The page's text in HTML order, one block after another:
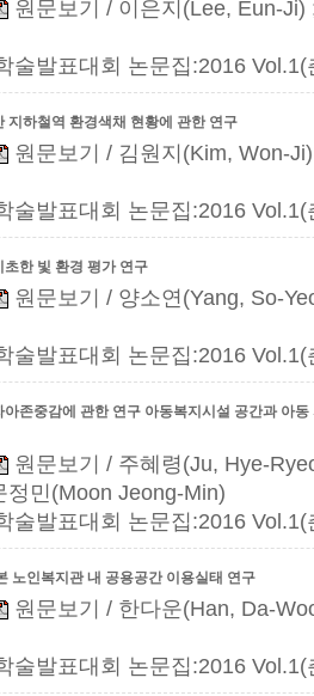
원문보기
/ 이은지(Lee, Eun-
술발표대회 논문집:2016
지하철역 환경색채 현황에 관한 연구
원문보기
/ 김원지(Kim, Won-
술발표대회 논문집:2016
한 빛 환경 평가 연구
원문보기
/ 양소연(Yang, So-
술발표대회 논문집:2016
존중감에 관한 연구 아동복지시설 공간과 아
원문보기
/ 주혜령(Ju, Hye-
정민(Moon Jeong-Min)
술발표대회 논문집:2016
노인복지관 내 공용공간 이용실태 연구
원문보기
/ 한다운(Han, Da-
술발표대회 논문집:2016